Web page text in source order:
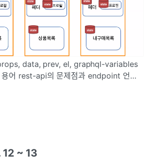
용어 rest-api의 문제점과 endpoint 언더
~ 13